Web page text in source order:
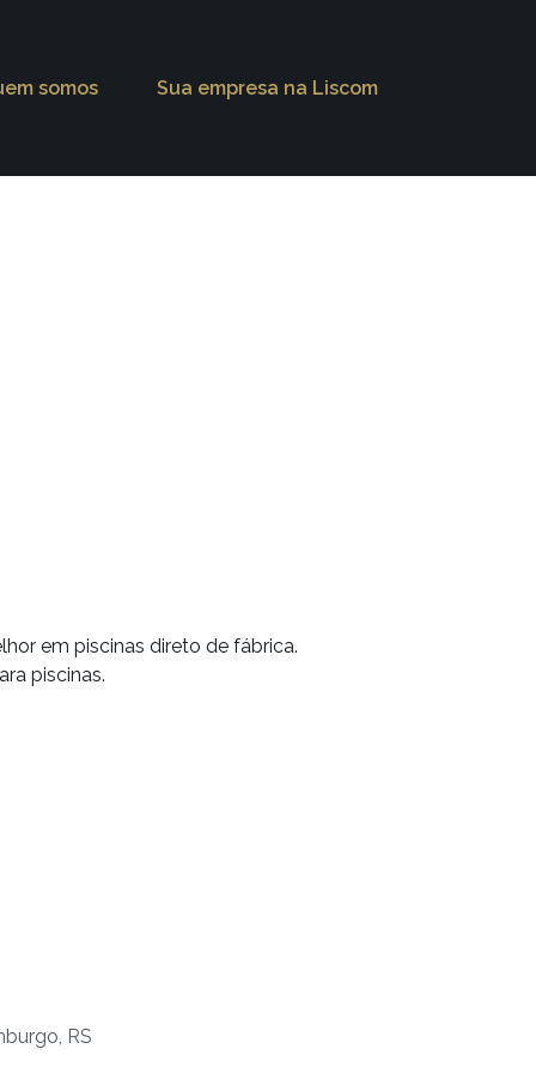
somos Sua empresa na Liscom
em piscinas direto de fábrica.
piscinas.
RS